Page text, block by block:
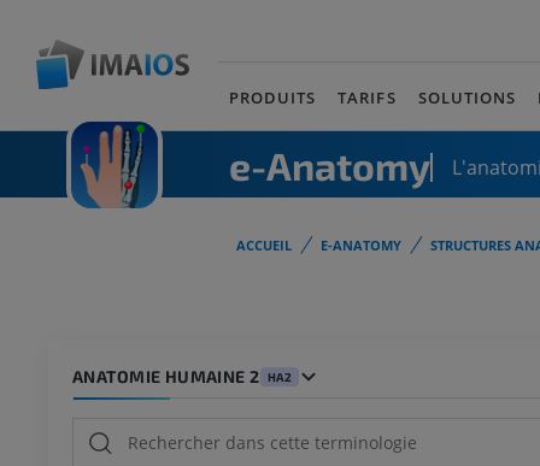
PRODUITS TARIFS SOLUTIONS
e-Anatomy
ACCUEIL E-ANATOMY STRUCTURES
ANATOMIE HUMAINE 2 HA2